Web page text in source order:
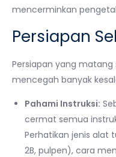
mencerminkan
Persiapan
Persiapan yang
mencegah banyak
Pahami Instruksi:
cermat semua
Perhatikan jenis alat
2B, pulpen), cara